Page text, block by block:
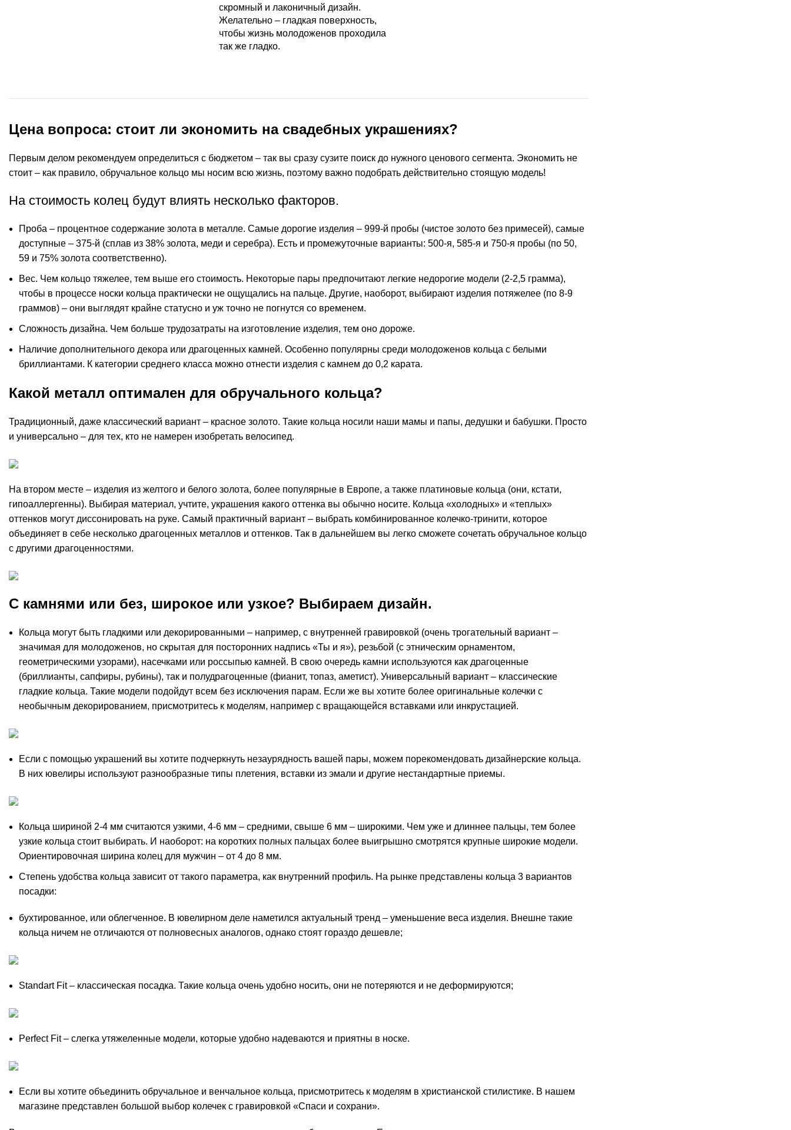
скромный и лаконичный дизайн.
Желательно – гладкая поверхность,
чтобы жизнь молодоженов проходила
так же гладко.
Цена вопроса: стоит ли экономить на свадебных украшениях?
Первым делом рекомендуем определиться с бюджетом – так вы сразу сузите поиск до нужного ценового сегмента. Экономить не
стоит – как правило, обручальное кольцо мы носим всю жизнь, поэтому важно подобрать действительно стоящую модель!
На стоимость колец будут влиять несколько факторов.
Проба – процентное содержание золота в металле. Самые дорогие изделия – 999-й пробы (чистое золото без примесей), самые
доступные – 375-й (сплав из 38% золота, меди и серебра). Есть и промежуточные варианты: 500-я, 585-я и 750-я пробы (по 50,
59 и 75% золота соответственно).
Вес. Чем кольцо тяжелее, тем выше его стоимость. Некоторые пары предпочитают легкие недорогие модели (2-2,5 грамма),
чтобы в процессе носки кольца практически не ощущались на пальце. Другие, наоборот, выбирают изделия потяжелее (по 8-9
граммов) – они выглядят крайне статусно и уж точно не погнутся со временем.
Сложность дизайна. Чем больше трудозатраты на изготовление изделия, тем оно дороже.
Наличие дополнительного декора или драгоценных камней. Особенно популярны среди молодоженов кольца с белыми
бриллиантами. К категории среднего класса можно отнести изделия с камнем до 0,2 карата.
Какой металл оптимален для обручального кольца?
Традиционный, даже классический вариант – красное золото. Такие кольца носили наши мамы и папы, дедушки и бабушки. Просто
и универсально – для тех, кто не намерен изобретать велосипед.
На втором месте – изделия из желтого и белого золота, более популярные в Европе, а также платиновые кольца (они, кстати,
гипоаллергенны). Выбирая материал, учтите, украшения какого оттенка вы обычно носите. Кольца «холодных» и «теплых»
оттенков могут диссонировать на руке. Самый практичный вариант – выбрать комбинированное колечко-тринити, которое
объединяет в себе несколько драгоценных металлов и оттенков. Так в дальнейшем вы легко сможете сочетать обручальное кольцо
с другими драгоценностями.
С камнями или без, широкое или узкое? Выбираем дизайн.
Кольца могут быть гладкими или декорированными – например, с внутренней гравировкой (очень трогательный вариант –
значимая для молодоженов, но скрытая для посторонних надпись «Ты и я»), резьбой (с этническим орнаментом,
геометрическими узорами), насечками или россыпью камней. В свою очередь камни используются как драгоценные
(бриллианты, сапфиры, рубины), так и полудрагоценные (фианит, топаз, аметист). Универсальный вариант – классические
гладкие кольца. Такие модели подойдут всем без исключения парам. Если же вы хотите более оригинальные колечки с
необычным декорированием, присмотритесь к моделям, например с вращающейся вставками или инкрустацией.
Если с помощью украшений вы хотите подчеркнуть незаурядность вашей пары, можем порекомендовать дизайнерские кольца.
В них ювелиры используют разнообразные типы плетения, вставки из эмали и другие нестандартные приемы.
Кольца шириной 2-4 мм считаются узкими, 4-6 мм – средними, свыше 6 мм – широкими. Чем уже и длиннее пальцы, тем более
узкие кольца стоит выбирать. И наоборот: на коротких полных пальцах более выигрышно смотрятся крупные широкие модели.
Ориентировочная ширина колец для мужчин – от 4 до 8 мм.
Степень удобства кольца зависит от такого параметра, как внутренний профиль. На рынке представлены кольца 3 вариантов
посадки:
бухтированное, или облегченное. В ювелирном деле наметился актуальный тренд – уменьшение веса изделия. Внешне такие
кольца ничем не отличаются от полновесных аналогов, однако стоят гораздо дешевле;
Standart Fit – классическая посадка. Такие кольца очень удобно носить, они не потеряются и не деформируются;
Perfect Fit – слегка утяжеленные модели, которые удобно надеваются и приятны в носке.
Если вы хотите объединить обручальное и венчальное кольца, присмотритесь к моделям в христианской стилистике. В нашем
магазине представлен большой выбор колечек с гравировкой «Спаси и сохрани».